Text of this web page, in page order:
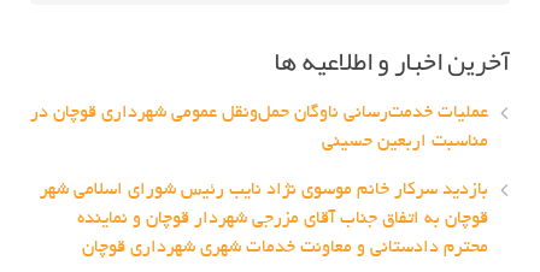
آخرین اخبار و اطلاعیه ها
عملیات خدمت‌رسانی ناوگان حمل‌ونقل عمومی شهرداری قوچان در
مناسبت اربعین حسینی
بازدید سرکار خانم موسوی نژاد نایب رئیس شورای اسلامی شهر
قوچان به اتفاق جناب آقای مزرجی شهردار قوچان و نماینده
محترم دادستانی و معاونت خدمات شهری شهرداری قوچان